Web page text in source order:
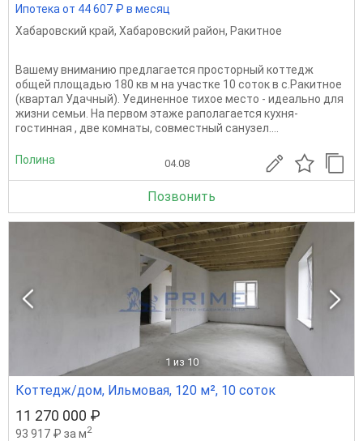
Ипотека от 44 607 ₽ в месяц
Хабаровский край, Хабаровский район, Ракитное
Вашему вниманию предлагается просторный коттедж
общей площадью 180 кв м на участке 10 соток в с.Ракитное
(квартал Удачный). Уединенное тихое место - идеально для
жизни семьи. На первом этаже раполагается кухня-
гостинная , две комнаты, совместный санузел....
Полина 04.08
Позвонить
1 из 10
Коттедж/дом, Ильмовая, 120 м², 10 соток
11 270 000 ₽
93 917 ₽ за м2